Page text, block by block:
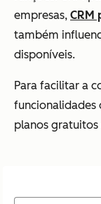
empresas, CRM
também
disponíveis.
Para facilitar a
funcionalidades
planos